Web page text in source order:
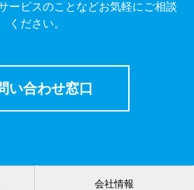
ービスのことなどお気軽にご相談
ください。
い合わせ窓口
会社情報